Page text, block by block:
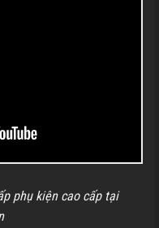
phụ kiện cao cấp tại